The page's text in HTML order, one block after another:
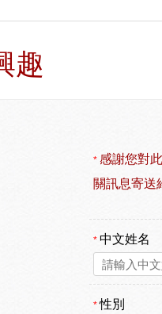
趣
* 感謝您對
關訊息寄送
* 中文姓名
* 性別